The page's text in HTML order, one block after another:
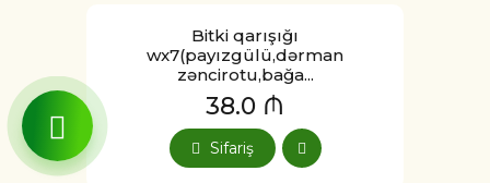
Bitki qarışığı
wx7(payızgülü,dərman
zəncirotu,bağa...
38.0 ₼
Sifariş